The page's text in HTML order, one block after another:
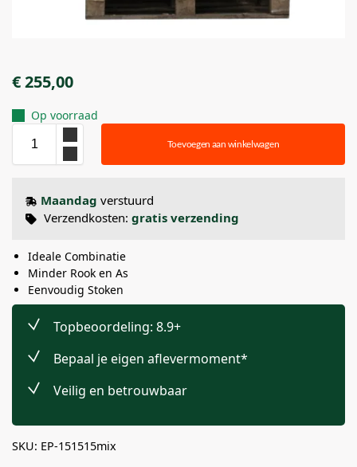
€255,00
Op voorraad
Toevoegen aan winkelwagen
Maandag verstuurd
Verzendkosten: gratis verzending
Ideale Combinatie
Minder Rook en As
Eenvoudig Stoken
Topbeoordeling: 8.9+
Bepaal je eigen aflevermoment*
Veilig en betrouwbaar
SKU: EP-151515mix